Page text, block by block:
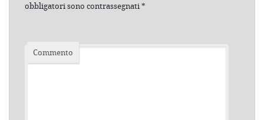
obbligatori sono contrassegnati*
Commento